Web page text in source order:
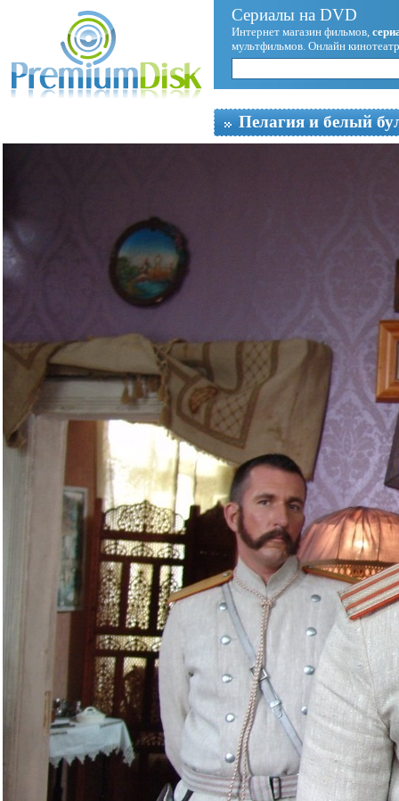
Сериалы на DVD
Интернет магазин фильмов,
мультфильмов. Онлайн
Пелагия и белый